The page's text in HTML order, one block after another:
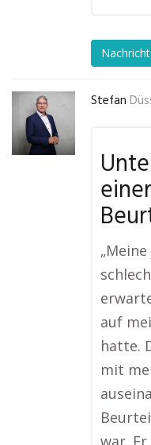
Stefan
auf
hatte.
mit
war.